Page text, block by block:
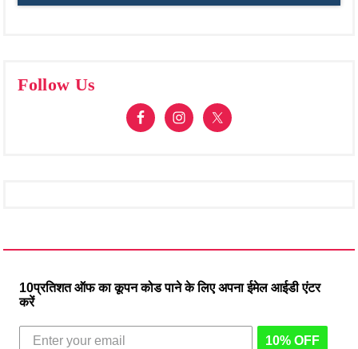
Follow Us
10प्रतिशत ऑफ का कूपन कोड पाने के लिए अपना ईमेल आईडी एंटर
करें
10% OFF